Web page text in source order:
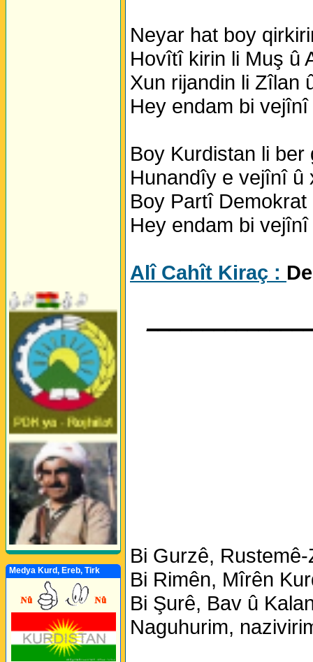
Medya Kurd, Ereb, Tirk
Neyar hat boy
Hovîtî kirin li Muş û
Xun rijandin li Zîlan
Hey endam bi
Boy Kurdistan li ber
Hunandîy e vejînî û
Boy Partî
Hey endam bi
Alî Cahît Kiraç :
Bi Gurzê,
Bi Rimên, Mîrên
Bi Şurê, Bav û
Naguhurim,